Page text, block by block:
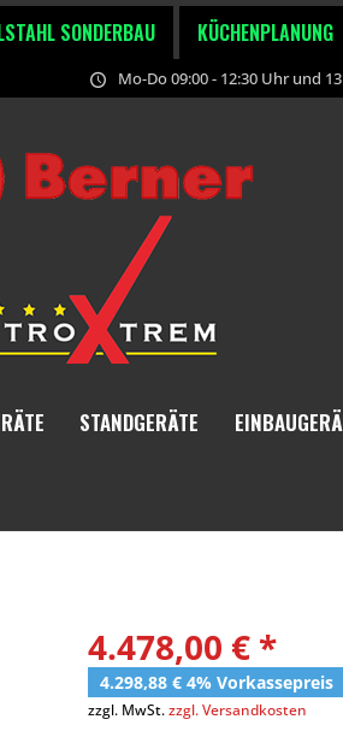
SONDERBAU KÜCHENPLANUNG
Mo-Do 09:00 - 12:30 Uhr und
STANDGERÄTE
4.478,00 € *
4.298,88 € 4% Vorkassepreis
zzgl. MwSt.zzgl. Versandkosten